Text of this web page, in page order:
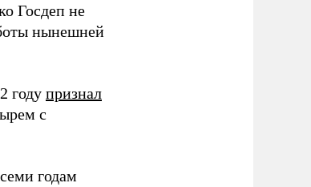
Госдеп не
нынешней
году признал
с
годам